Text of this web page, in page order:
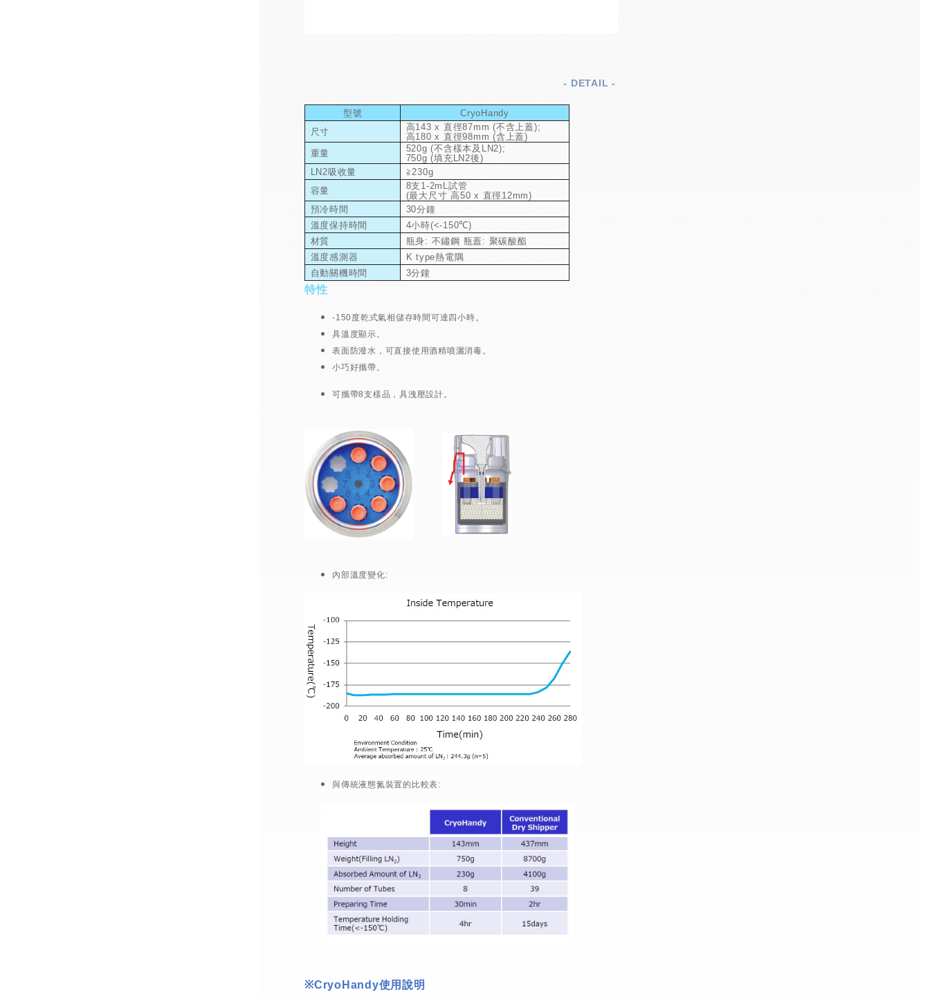
- DETAIL -
型號 CryoHandy
尺寸
高143 x 直徑87mm (不含上蓋);
高180 x 直徑98mm (含上蓋)
重量
520g (不含樣本及
LN2);
750g (填充 LN2後)
LN2吸收量
≧ 230g
容量
8支 1-2mL 試管
(最大尺寸 高50 x 直徑 12mm)
預冷時間
30分鐘
溫度保持時間
4小時(<-150℃)
材質
瓶身: 不鏽鋼 瓶蓋: 聚碳酸酯
溫度感測器
K type熱電隅
自動關機時間
3分鐘
特性
-150度乾式氣相儲存時間可達四小時。
具溫度顯示。
表面防潑水，可直接使用酒精噴灑消毒。
小巧好攜帶。
可攜帶8支樣品，具洩壓設計。
內部溫度變化:
與傳統液態氮裝置的比較表:
※CryoHandy使用說明